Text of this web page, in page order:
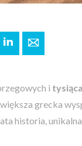
LinkedInE-mail
i
grecka
historia,